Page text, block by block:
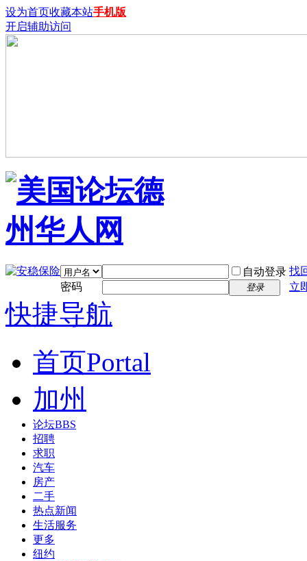
设为首页收藏本站手机版
开启辅助访问
自动登录 找
密码
登录 立
快捷导航
首页Portal
加州
论坛BBS
招聘
求职
汽车
房产
二手
热点新闻
生活服务
更多
纽约